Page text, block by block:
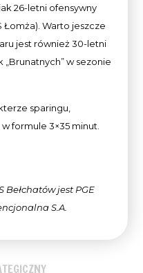
26-letni ofensywny
Łomża). Warto jeszcze
jest również 30-letni
„Brunatnych” w sezonie
sparingu,
formule 3×35 minut.
Bełchatów jest PGE
S.A.